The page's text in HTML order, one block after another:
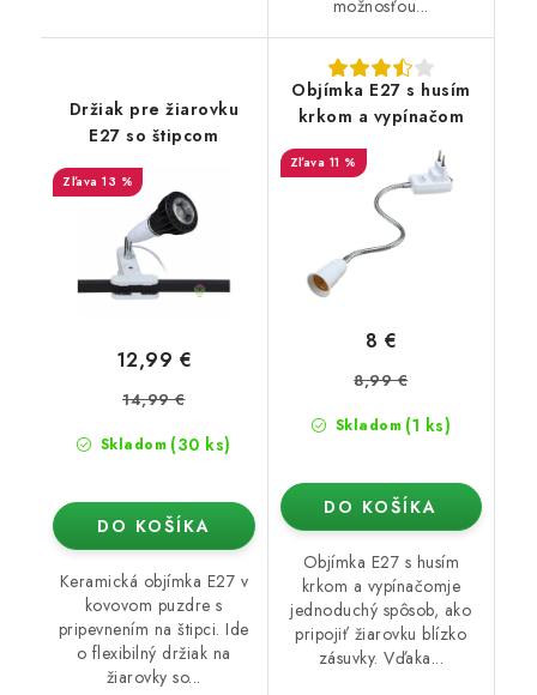
možnosťou...
Držiak pre žiarovku
E27 so štipcom
13 %
Skladom (30 ks)
12,99 €
14,99 €
DO KOŠÍKA
Keramická objímka E27 v
kovovom puzdre s
pripevnením na štipci. Ide
o flexibilný držiak na
žiarovky so...
Objímka E27 s husím
krkom a vypínačom
11 %
Skladom (1 ks)
8 €
8,99 €
DO KOŠÍKA
Objímka E27 s husím
krkom a vypínačomje
jednoduchý spôsob, ako
pripojiť žiarovku blízko
zásuvky. Vďaka...